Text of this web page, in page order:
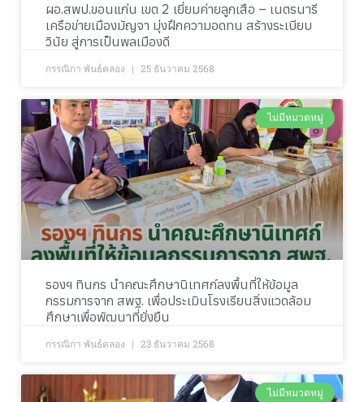
ผอ.สพป.ขอนแก่น เขต 2 เยี่ยมค่ายลูกเสือ – เนตรนารี
เครือข่ายเมืองมัญจา มุ่งฝึกความอดทน สร้างระเบียบ
วินัย สู่การเป็นพลเมืองดี
กรรณิกา พันธ์คลอง 25 ธันวาคม 2568
ไม่มีหมวดหมู่
รองฯ ทินกร นำคณะศึกษานิเทศก์ลงพื้นที่ให้ข้อมูล
กรรมการจาก สพฐ. เพื่อประเมินโรงเรียนสิ่งแวดล้อม
ศึกษาเพื่อพัฒนาที่ยั่งยืน
กรรณิกา พันธ์คลอง 23 ธันวาคม 2568
ไม่มีหมวดหมู่